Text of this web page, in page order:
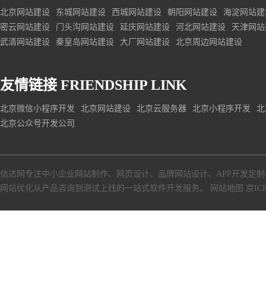
北京网站建设 东城网站建设 西城网站建设 朝阳网站建设
海淀网站
密云网站建设
门头沟网站建设 延庆网站建设 河北网站建设
天津网
武清网站建设
秦皇岛网站建设 大厂网站建设 北京周边网站建设
友情链接 FRIENDSHIP LINK
北京微信小程序开发 北京网站建设 北京云服务器 北京小程序开发
北京公众号开发公司
信达网专注中小企业网站制作、 网页设计、 品牌网站设计、 APP开发定制
网站优化从产品咨询到测试上线的一站式软件开发服务。
网站地图 京